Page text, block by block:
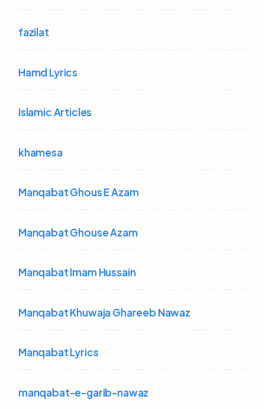
fazilat
Hamd Lyrics
Islamic Articles
khamesa
Manqabat Ghous E Azam
Manqabat Ghouse Azam
Manqabat Imam Hussain
Manqabat Khuwaja Ghareeb Nawaz
Manqabat Lyrics
manqabat-e-garib-nawaz